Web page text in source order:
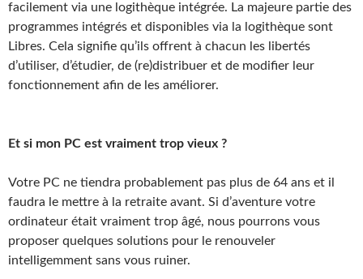
facilement via une logithèque intégrée. La majeure partie des
programmes intégrés et disponibles via la logithèque sont
Libres. Cela signifie qu’ils offrent à chacun les libertés
d’utiliser, d’étudier, de (re)distribuer et de modifier leur
fonctionnement afin de les améliorer.
Et si mon PC est vraiment trop vieux ?
Votre PC ne tiendra probablement pas plus de 64 ans et il
faudra le mettre à la retraite avant. Si d’aventure votre
ordinateur était vraiment trop âgé, nous pourrons vous
proposer quelques solutions pour le renouveler
intelligemment sans vous ruiner.